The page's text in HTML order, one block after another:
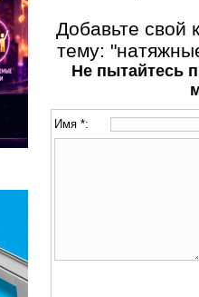
Добавьте свой
тему:
Не пытайтесь
Имя *: